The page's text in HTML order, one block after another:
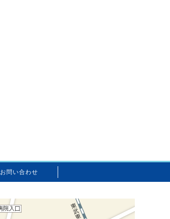
お問い合わせ